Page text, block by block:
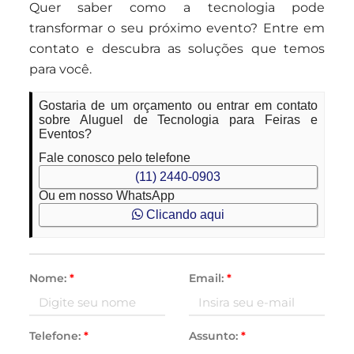
Quer saber como a tecnologia pode
transformar o seu próximo evento? Entre em
contato e descubra as soluções que temos
para você.
Gostaria de um orçamento ou entrar em contato
sobre Aluguel de Tecnologia para Feiras e
Eventos?
Fale conosco pelo telefone
(11) 2440-0903
Ou em nosso WhatsApp
Clicando aqui
Nome: * Email: *
Telefone: * Assunto: *